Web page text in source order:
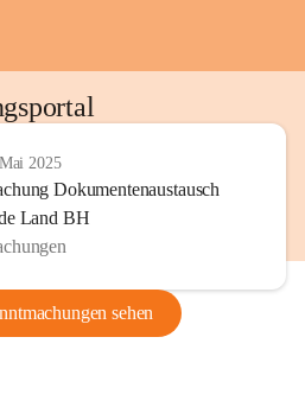
2025
Dokumentenaustausch
Land BH
sehen